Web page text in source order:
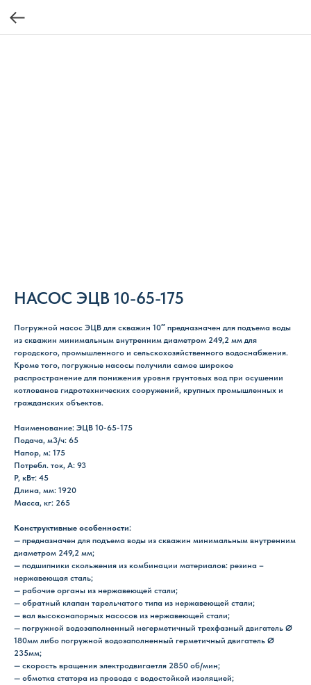
НАСОС ЭЦВ 10-65-175
Погружной насос ЭЦВ для скважин 10″ предназначен для подъема воды
из скважин минимальным внутренним диаметром 249,2 мм для
городского, промышленного и сельскохозяйственного водоснабжения.
Кроме того, погружные насосы получили самое широкое
распространение для понижения уровня грунтовых вод при осушении
котлованов гидротехнических сооружений, крупных промышленных и
гражданских объектов.
Наименование: ЭЦВ 10-65-175
Подача, м3/ч: 65
Напор, м: 175
Потребл. ток, А: 93
P, кВт: 45
Длина, мм: 1920
Масса, кг: 265
Конструктивные особенности:
— предназначен для подъема воды из скважин минимальным внутренним
диаметром 249,2 мм;
— подшипники скольжения из комбинации материалов: резина –
нержавеющая сталь;
— рабочие органы из нержавеющей стали;
— обратный клапан тарельчатого типа из нержавеющей стали;
— вал высоконапорных насосов из нержавеющей стали;
— погружной водозаполненный негерметичный трехфазный двигатель Ø
180мм либо погружной водозаполненный герметичный двигатель Ø
235мм;
— скорость вращения электродвигаетля 2850 об/мин;
— обмотка статора из провода с водостойкой изоляцией;